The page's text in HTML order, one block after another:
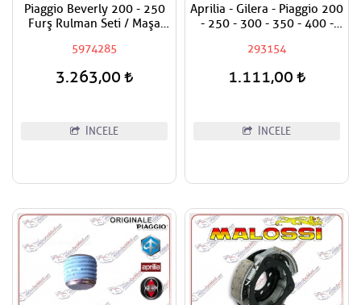
Piaggio Beverly 200 - 250
Furş Rulman Seti / Maşa
5974285
3.263,00
İNCELE
Aprilia - Gilera - Piaggio 200
- 250 - 300 - 350 - 400 -
293154
1.111,00
İNCELE